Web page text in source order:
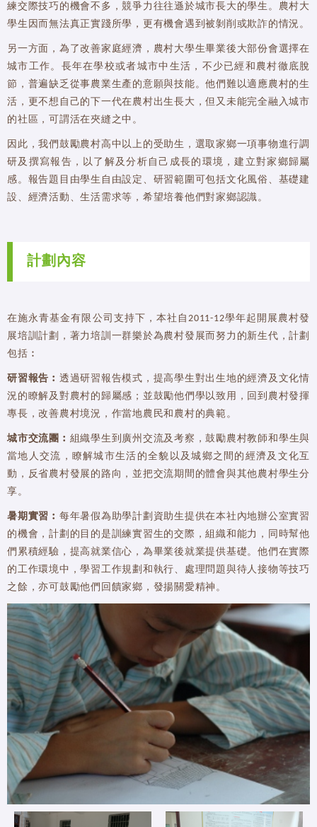
練交際技巧的機會不多，競爭力往往遜於城市長大的學生。農村大
學生因而無法真正實踐所學，更有機會遇到被剝削或欺詐的情況。
另一方面，為了改善家庭經濟，農村大學生畢業後大部份會選擇在
城市工作。長年在學校或者城市中生活，不少已經和農村徹底脫
節，普遍缺乏從事農業生產的意願與技能。他們難以適應農村的生
活，更不想自己的下一代在農村出生長大，但又未能完全融入城市
的社區，可謂活在夾縫之中。
因此，我們鼓勵農村高中以上的受助生，選取家鄉一項事物進行調
研及撰寫報告，以了解及分析自己成長的環境，建立對家鄉歸屬
感。報告題目由學生自由設定、研習範圍可包括文化風俗、基礎建
設、經濟活動、生活需求等，希望培養他們對家鄉認識。
計劃內容
在施永青基金有限公司支持下，本社自2011-12學年起開展農村發
展培訓計劃，著力培訓一群樂於為農村發展而努力的新生代，計劃
包括︰
研習報告︰ 透過研習報告模式，提高學生對出生地的經濟及文化情
況的瞭解及對農村的歸屬感；並鼓勵他們學以致用，回到農村發揮
專長，改善農村境況，作當地農民和農村的典範。
城市交流團︰ 組織學生到廣州交流及考察，鼓勵農村教師和學生與
當地人交流，瞭解城市生活的全貌以及城鄉之間的經濟及文化互
動，反省農村發展的路向，並把交流期間的體會與其他農村學生分
享。
暑期實習︰ 每年暑假為助學計劃資助生提供在本社內地辦公室實習
的機會，計劃的目的是訓練實習生的交際，組織和能力，同時幫他
們累積經驗，提高就業信心，為畢業後就業提供基礎。他們在實際
的工作環境中，學習工作規劃和執行、處理問題與待人接物等技巧
之餘，亦可鼓勵他們回饋家鄉，發揚關愛精神。